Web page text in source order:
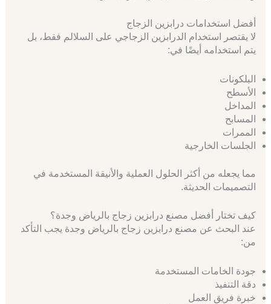
أفضل استخدامات درابزين الزجاج
لا يقتصر استخدام الدرابزين الزجاجي على السلالم فقط، بل
يتم استخدامه أيضًا في:
البلكونات
الأسطح
المداخل
المسابح
الممرات
الجلسات الخارجية
مما يجعله من أكثر الحلول العملية والأنيقة المستخدمة في
التصميمات الحديثة.
كيف تختار أفضل مصنع درابزين زجاج بالرياض وجدة؟
عند البحث عن مصنع درابزين زجاج بالرياض وجدة يجب التأكد
من:
جودة الخامات المستخدمة
دقة التنفيذ
خبرة فريق العمل